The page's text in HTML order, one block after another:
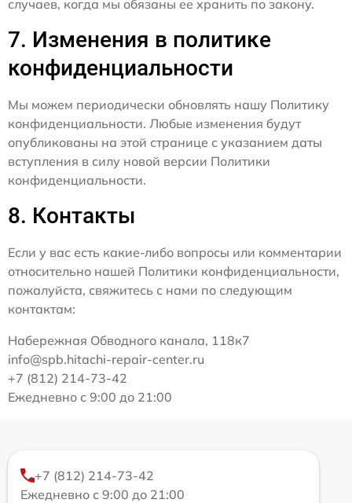
случаев, когда мы обязаны ее хранить по закону.
7. Изменения в политике
конфиденциальности
Мы можем периодически обновлять нашу Политику
конфиденциальности. Любые изменения будут
опубликованы на этой странице с указанием даты
вступления в силу новой версии Политики
конфиденциальности.
8. Контакты
Если у вас есть какие-либо вопросы или комментарии
относительно нашей Политики конфиденциальности,
пожалуйста, свяжитесь с нами по следующим
контактам:
Набережная Обводного канала, 118к7
info@spb.hitachi-repair-center.ru
+7 (812) 214-73-42
Ежедневно с 9:00 до 21:00
+7 (812) 214-73-42
Ежедневно с 9:00 до 21:00